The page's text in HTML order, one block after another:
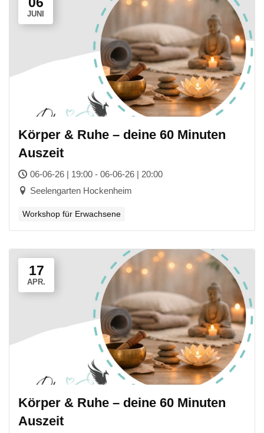
JUNI
Körper & Ruhe – deine 60 Minuten
Auszeit
06-06-26 | 19:00 - 06-06-26 | 20:00
Seelengarten Hockenheim
Workshop für Erwachsene
17
APR.
Körper & Ruhe – deine 60 Minuten
Auszeit